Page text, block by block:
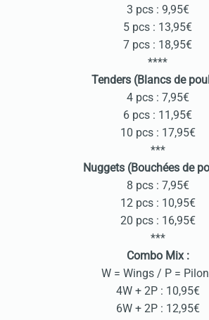
3 pcs : 9,95€
5 pcs : 13,95€
7 pcs : 18,95€
****
Tenders (Blancs de
4 pcs : 7,95€
6 pcs : 11,95€
10 pcs : 17,95€
***
Nuggets (Bouchées de
8 pcs : 7,95€
12 pcs : 10,95€
20 pcs : 16,95€
***
Combo Mix :
W = Wings / P =
4W + 2P : 10,95€
6W + 2P : 12,95€